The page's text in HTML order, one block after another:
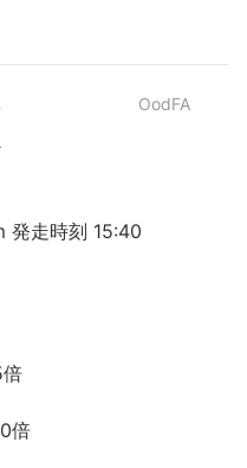
OodFA
発走時刻 15:40
倍